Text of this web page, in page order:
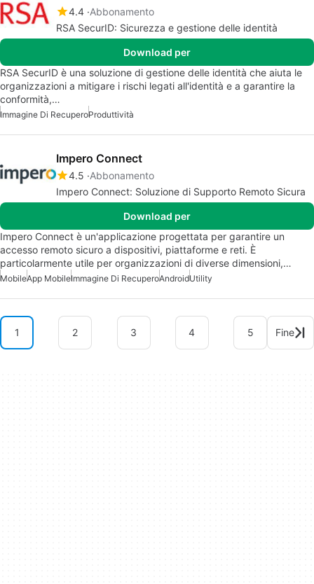
4.4 Abbonamento
RSA SecurID: Sicurezza e gestione delle identità
Download per
RSA SecurID è una soluzione di gestione delle identità che aiuta le
organizzazioni a mitigare i rischi legati all'identità e a garantire la
conformità,…
Immagine Di RecuperoProduttività
Impero Connect
4.5 Abbonamento
Impero Connect: Soluzione di Supporto Remoto Sicura
Download per
Impero Connect è un'applicazione progettata per garantire un
accesso remoto sicuro a dispositivi, piattaforme e reti. È
particolarmente utile per organizzazioni di diverse dimensioni,…
MobileApp MobileImmagine Di RecuperoAndroidUtility
1 2 3 4 5 Fine